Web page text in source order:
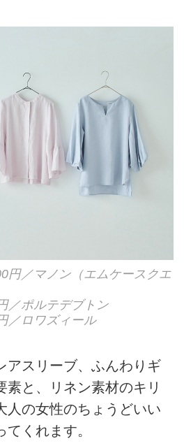
／マノン（エムケースクエ
／ポルテデブトン
／ロワズィール
アスリーブ、ふんわりギ
素と、リネン素材のキリ
人の女性のちょうどいい
くれます。